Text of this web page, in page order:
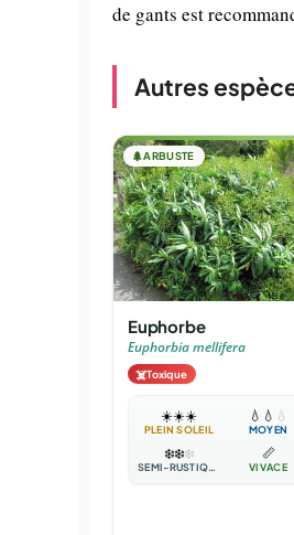
de gants est
Autres
🌲ARBUSTE
Euphorbe
Euphorbia mellifera
☠️Toxique
☀️☀️☀️
PLEIN SOLEIL
💧 💧 💧
MOYEN
❄️❄️❄️
SEMI-RUSTIQUE
📏
VIVACE